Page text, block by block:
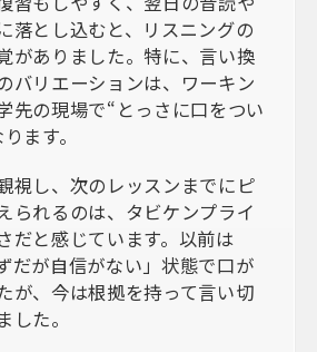
落とし込むと、リスニングの
がありました。特に、言い換
バリエーションは、ワーキン
先の現場で“とっさに口をつい
ます。
視し、次のレッスンまでにピ
られるのは、タビケンプライ
だと感じています。以前は
だが自信がない」状態で口が
が、今は根拠を持って言い切
した。